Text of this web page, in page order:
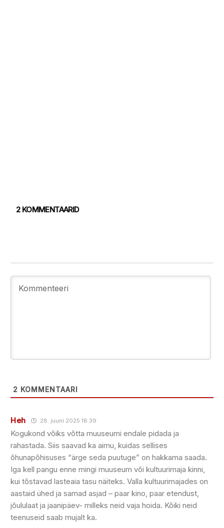
2 KOMMENTAARID
2 KOMMENTAARI
Heh 28. juuni 2025 18:39
Kogukond võiks võtta muuseumi endale pidada ja
rahastada. Siis saavad ka aimu, kuidas sellises
õhunapõhisuses “ärge seda puutuge” on hakkama saada.
Iga kell pangu enne mingi muuseum või kultuurimaja kinni,
kui tõstavad lasteaia tasu näiteks. Valla kultuurimajades on
aastaid ühed ja samad asjad – paar kino, paar etendust,
jõululaat ja jaanipäev- milleks neid vaja hoida. Kõiki neid
teenuseid saab mujalt ka.